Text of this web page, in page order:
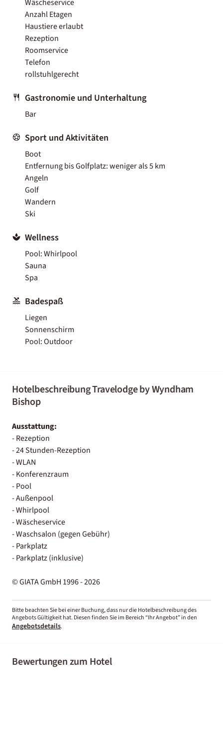
Wäscheservice
Anzahl Etagen
Haustiere erlaubt
Rezeption
Roomservice
Telefon
rollstuhlgerecht
Gastronomie und Unterhaltung
Bar
Sport und Aktivitäten
Boot
Entfernung bis Golfplatz: weniger als 5 km
Angeln
Golf
Wandern
Ski
Wellness
Pool: Whirlpool
Sauna
Spa
Badespaß
Liegen
Sonnenschirm
Pool: Outdoor
Hotelbeschreibung Travelodge by Wyndham
Bishop
Ausstattung:
- Rezeption
- 24 Stunden-Rezeption
- WLAN
- Konferenzraum
- Pool
- Außenpool
- Whirlpool
- Wäscheservice
- Waschsalon (gegen Gebühr)
- Parkplatz
- Parkplatz (inklusive)
© GIATA GmbH 1996 - 2026
Bitte beachten Sie bei einer Buchung, dass nur die Hotelbeschreibung des
Angebots Gültigkeit hat. Diesen finden Sie im Bereich “Ihr Angebot” in den
Angebotsdetails.
Bewertungen zum Hotel